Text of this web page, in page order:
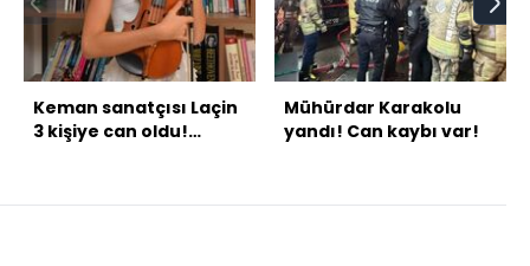
Keman sanatçısı Laçin
3 kişiye can oldu!
Mühürdar Karakolu
yandı! Can kaybı var!